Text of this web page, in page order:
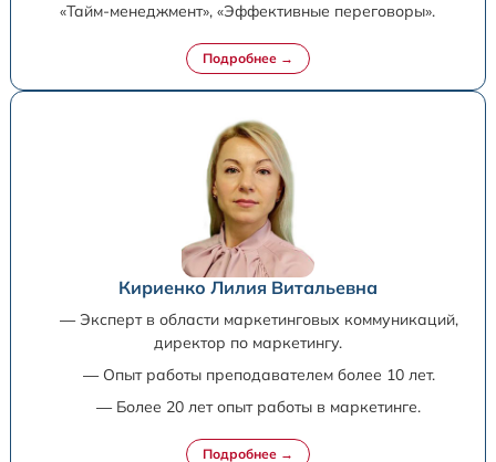
«Тайм-менеджмент», «Эффективные переговоры».
Кириенко Лилия Витальевна
— Эксперт в области маркетинговых коммуникаций,
директор по маркетингу.
— Опыт работы преподавателем более 10 лет.
— Более 20 лет опыт работы в маркетинге.